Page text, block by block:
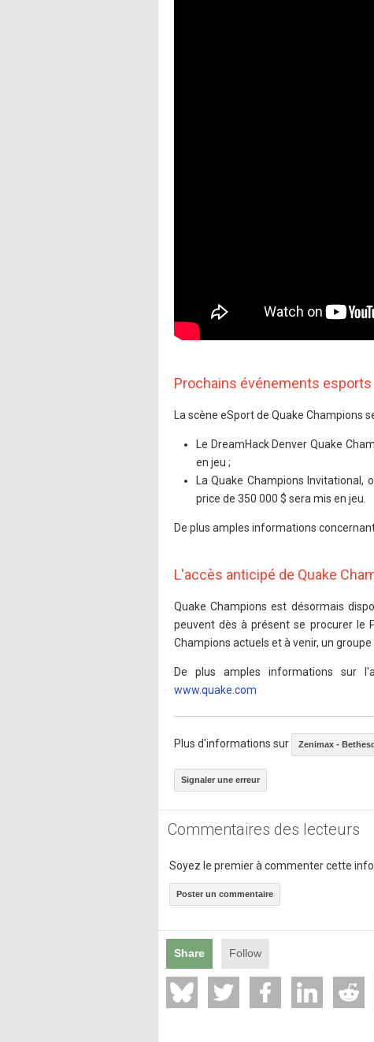
Prochains événements esports
La scène eSport de Quake
Le DreamHack Denver Quake
en jeu ;
La Quake Champions
price de 350 000 $ sera mis en jeu.
De plus amples informations
L'accès anticipé de Quake
Quake Champions est désormais
peuvent dès à présent se procurer le
Champions actuels et à venir, un
De plus amples informations sur
www.quake.com
Plus d'informations sur Zenimax -
Signaler une erreur
Commentaires des lecteurs
Soyez le premier à commenter cette
Poster un commentaire
Share Follow